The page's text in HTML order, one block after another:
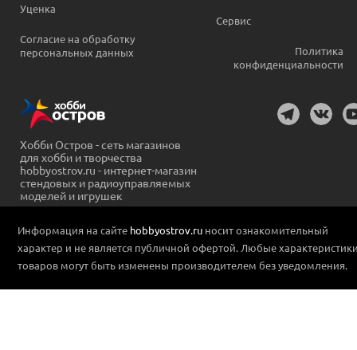
Уценка
Согласие на обработку
персональных данных
Сервис
Политика
конфиденциальности
Хобби Остров - сеть магазинов
для хобби и творчества
hobbyostrov.ru - интернет-магазин
стендовых и радиоуправляемых
моделей и игрушек
Информация на сайте hobbyostrov.ru носит ознакомительный
характер и не является публичной офертой. Любые
товаров могут быть изменены производителем без уведомления.